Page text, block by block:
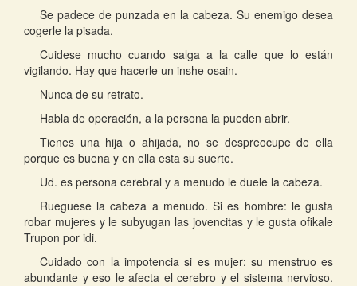
Se padece de punzada en la cabeza. Su enemigo desea
cogerle la pisada.
Cuidese mucho cuando salga a la calle que lo están
vigilando. Hay que hacerle un inshe osain.
Nunca de su retrato.
Habla de operación, a la persona la pueden abrir.
Tienes una hija o ahijada, no se despreocupe de ella
porque es buena y en ella esta su suerte.
Ud. es persona cerebral y a menudo le duele la cabeza.
Rueguese la cabeza a menudo. Si es hombre: le gusta
robar mujeres y le subyugan las jovencitas y le gusta ofikale
Trupon por idi.
Cuidado con la impotencia si es mujer: su menstruo es
abundante y eso le afecta el cerebro y el sistema nervioso.